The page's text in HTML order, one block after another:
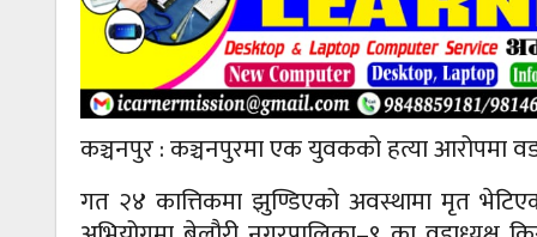
कञ्चनपुर : कञ्चनपुरमा एक युवकको हत्या आरोपमा
गत २४ कात्तिकमा झुण्डिएको अवस्थामा मृत